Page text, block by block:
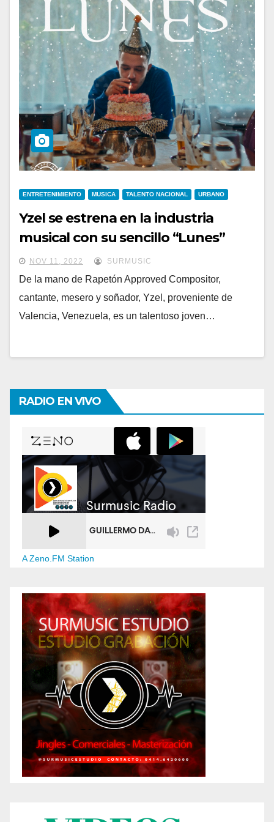
ENTRETENIMIENTO MUSICA TALENTO NACIONAL URBANO
Yzel se estrena en la industria
musical con su sencillo “Lunes”
NOV 11, 2022 SURMUSIC
De la mano de Rapetón Approved Compositor,
cantante, mesero y soñador, Yzel, proveniente de
Valencia, Venezuela, es un talentoso joven…
RADIO EN VIVO
A Zeno.FM Station